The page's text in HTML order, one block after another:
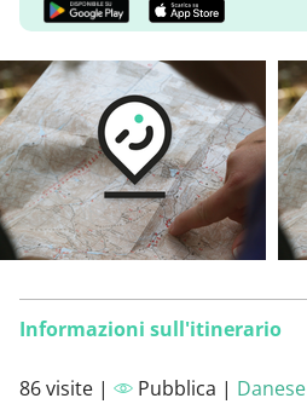
Informazioni sull'itinerario
86 visite | Pubblica | Danese